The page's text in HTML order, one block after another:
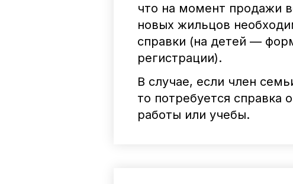
что на момент продажи
новых жильцов
справки (на детей —
регистрации).
В случае, если член
то потребуется справка
работы или учебы.